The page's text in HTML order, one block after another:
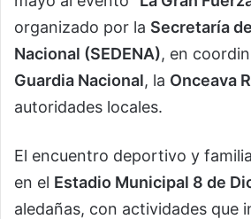
organizado por la Secretaría
Nacional (SEDENA), en
Guardia Nacional, la Onceava
autoridades locales.
El encuentro deportivo y
en el Estadio Municipal 8 de
aledañas, con actividades que